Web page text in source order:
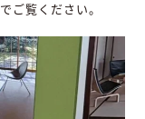
ご覧ください。